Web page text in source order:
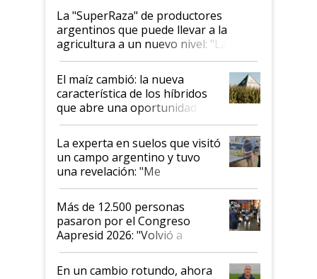
La "SuperRaza" de productores
argentinos que puede llevar a la
agricultura a un nuevo nivel: "Las
posibilidades de crecimiento son
infinitas"
El maíz cambió: la nueva
característica de los híbridos
que abre una oportunidad en
el lote
La experta en suelos que visitó
un campo argentino y tuvo
una revelación: "Me
impresionó mucho"
Más de 12.500 personas
pasaron por el Congreso
Aapresid 2026: "Volvió a
demostrar que hablar del
suelo es hablar de todo el
En un cambio rotundo, ahora